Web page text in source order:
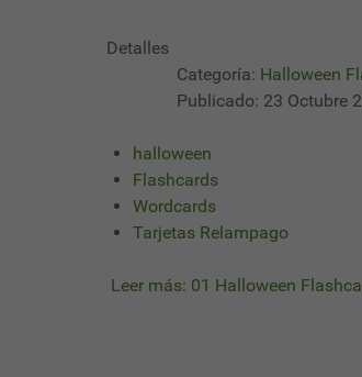
Detalles
Categoría: Halloween
Publicado: 23 Octubre
halloween
Flashcards
Wordcards
Tarjetas Relampago
Leer más: 01 Halloween